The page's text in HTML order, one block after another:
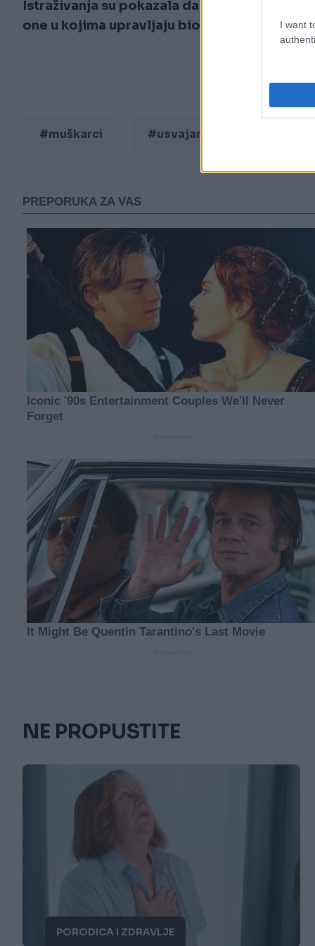
I want
Istraživanja su pokazala da kompanije
one u kojima upravljaju biološki nasljednici.
#muškarci #usvajanje
NE PROPUSTITE
PORODICA I ZDRAVLJE